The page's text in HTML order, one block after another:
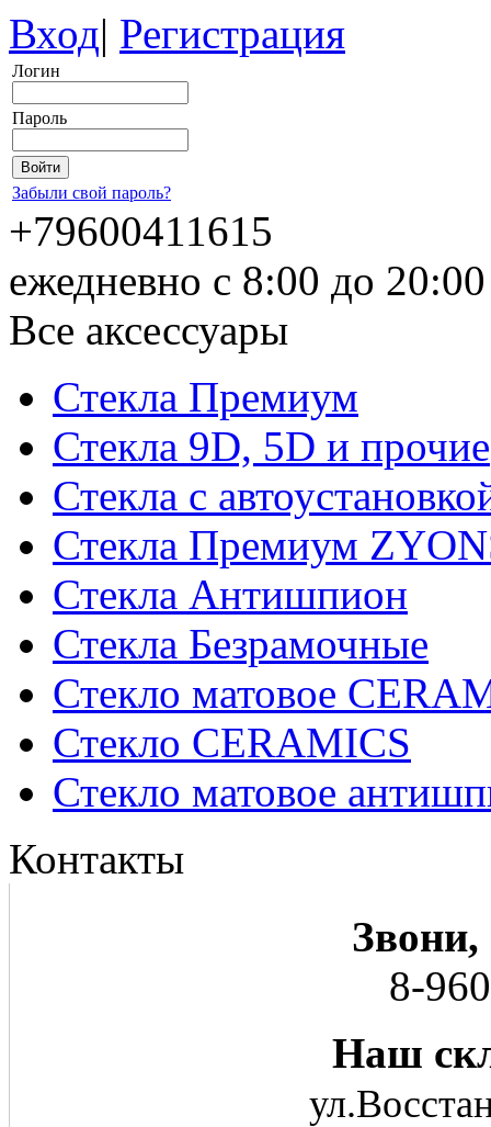
Вход| Регистрация
Логин
Пароль
Забыли свой пароль?
+79600411615
ежедневно с 8:00 до
Все аксессуары
Стекла Премиум
Стекла 9D, 5D и прочие
Стекла с
Стекла Премиум
Стекла Антишпион
Стекла Безрамочные
Стекло матовое
Стекло CERAMICS
Стекло матовое
Контакты
8-
Наш